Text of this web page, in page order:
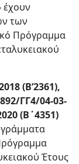
έχουν
των
Πρόγραμμα
(Β’2361),
ΓΓ4/04-03-
(Β΄4351)
Έτους